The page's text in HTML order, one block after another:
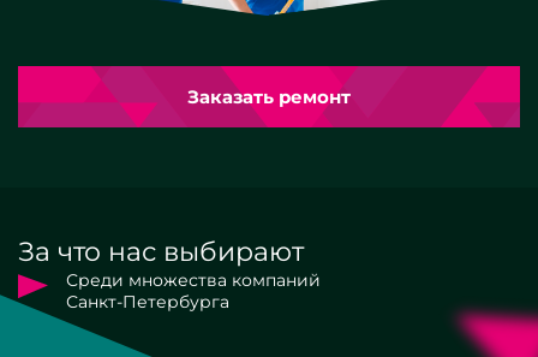
Заказать ремонт
За что нас выбирают
Среди множества компаний
Санкт-Петербурга